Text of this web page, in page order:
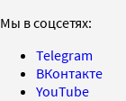
Мы в соцсетях:
Telegram
ВКонтакте
YouTube